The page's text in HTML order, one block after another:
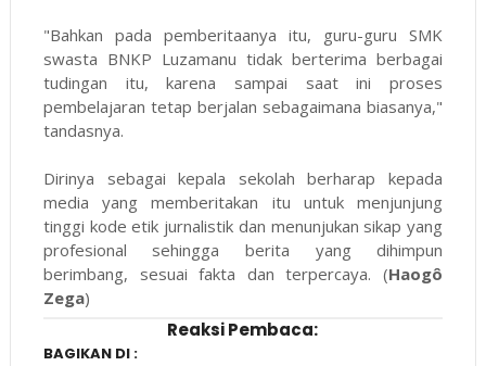
"Bahkan pada pemberitaanya itu, guru-guru SMK
swasta BNKP Luzamanu tidak berterima berbagai
tudingan itu, karena sampai saat ini proses
pembelajaran tetap berjalan sebagaimana biasanya,"
tandasnya.
Dirinya sebagai kepala sekolah berharap kepada
media yang memberitakan itu untuk menjunjung
tinggi kode etik jurnalistik dan menunjukan sikap yang
profesional sehingga berita yang dihimpun
berimbang, sesuai fakta dan terpercaya. (Haogô
Zega)
Reaksi Pembaca:
BAGIKAN DI :